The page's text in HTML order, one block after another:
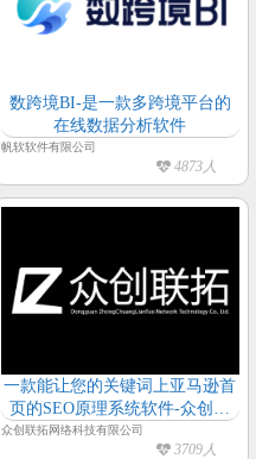
数跨境BI-是一款多跨境平台的
在线数据分析软件
帆软软件有限公司
4873人
一款能让您的关键词上亚马逊首
页的SEO原理系统软件-众创联
拓
众创联拓网络科技有限公司
3709人